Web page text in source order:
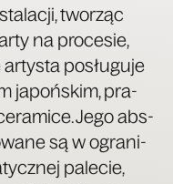
two­rząc
na pro­ce­sie,
arty­sta posłu­gu­je
japoń­skim, pra­
Jego abs­
są w ogra­ni­
pale­cie,